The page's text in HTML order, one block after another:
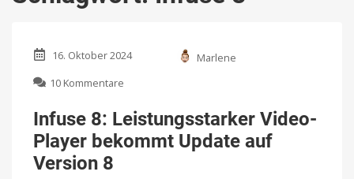
16. Oktober 2024
Marlene
10 Kommentare
8:
Leistungsstarker
Video-
Infuse 8: Leistungsstarker Video-
Player bekommt Update auf
Version 8